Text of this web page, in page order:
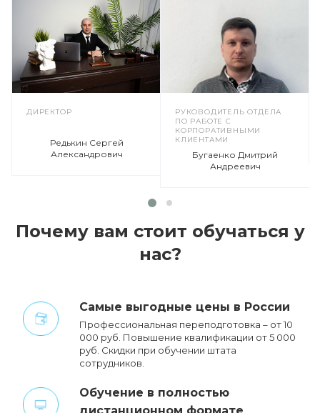
ДИРЕКТОР
Редькин Сергей
Александрович
РУКОВОДИТЕЛЬ ОТДЕЛА
ПО РАБОТЕ С
КОРПОРАТИВНЫМИ
КЛИЕНТАМИ
Бугаенко Дмитрий
Андреевич
Почему вам стоит обучаться у
нас?
Cамые выгодные цены в России
Профессиональная переподготовка – от 10
000 руб. Повышение квалификации от 5 000
руб. Cкидки при обучении штата
сотрудников.
Обучение в полностью
дистанционном формате